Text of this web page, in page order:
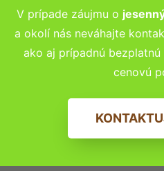
V prípade záujmu o
a okolí nás neváhajte
ako aj prípadnú
cenovú